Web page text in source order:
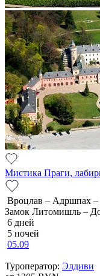
Мистика Праги,
Вроцлав – Адршпах –
Замок Литомишль –
6 дней
5 ночей
05.09
Туроператор: Элдиви